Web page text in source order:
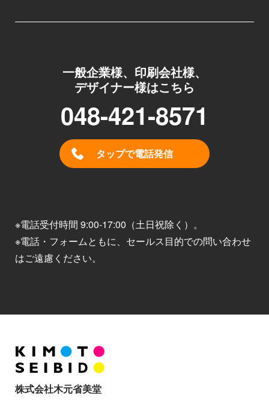
一般企業様、印刷会社様、
デザイナー様はこちら
048-421-8571
タップで電話発信
※電話受付時間 9:00-17:00（土日祝除く）。
※電話・フォームともに、セールス目的での問い合わせ
はご遠慮ください。
株式会社木元省美堂